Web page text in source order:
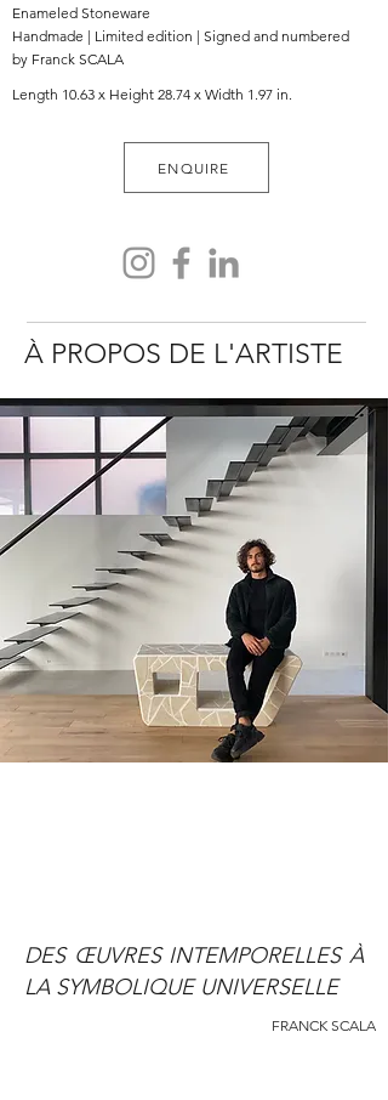
Enameled Stoneware
Handmade | Limited edition | Signed and numbered
by Franck SCALA
Length 10.63 x Height 28.74 x Width 1.97 in.
ENQUIRE
À PROPOS DE L'ARTISTE
DES ŒUVRES INTEMPORELLES À
LA SYMBOLIQUE UNIVERSELLE
FRANCK SCALA